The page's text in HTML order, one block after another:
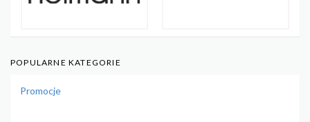
POPULARNE KATEGORIE
Promocje